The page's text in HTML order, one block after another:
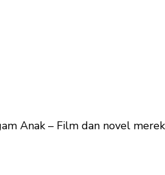
Anak – Film dan novel